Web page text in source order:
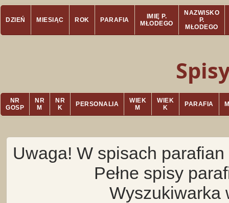
DZIEŃ MIESIĄC ROK PARAFIA
IMIĘ P.
MŁODEGO
NAZWISKO
P.
MŁODEGO
NR
GOSP
NR
M
NR
K
PERSONALIA
WIEK
M
WIEK
K
PARAFIA
Uwaga! W spisach
Pełne spisy
Wyszukiwarka